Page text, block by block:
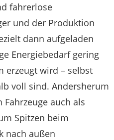
fahrerlose
und der Produktion
dann aufgeladen
Energiebedarf gering
erzeugt wird – selbst
voll sind. Andersherum
auch als
Spitzen beim
nach außen